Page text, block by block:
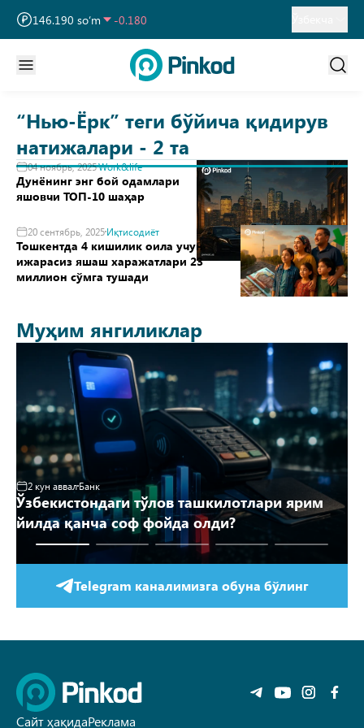
146.190 so‘m
-0.180
11 915.640 so‘m
28.920
“Нью-Ёрк” теги бўйича қидирув
натижалари - 2 та
04 ноябрь, 2025Work&life
Дунёнинг энг бой одамлари
яшовчи ТОП-10 шаҳар
20 сентябрь, 2025Иқтисодиёт
Тошкентда 4 кишилик оила учун
ижарасиз яшаш харажатлари 23
миллион сўмга тушади
Муҳим янгиликлар
2 кун аввалБанк
Ўзбекистондаги тўлов ташкилотлари ярим
йилда қанча соф фойда олди?
Telegram каналимизга обуна бўлинг
Сайт ҳақидаРеклама